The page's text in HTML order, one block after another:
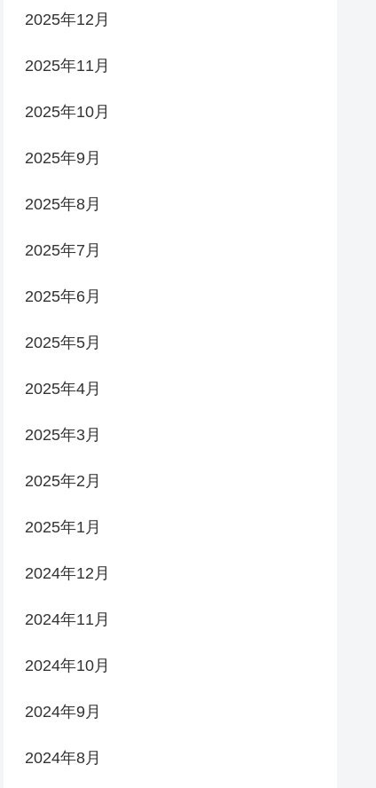
2025年12月
2025年11月
2025年10月
2025年9月
2025年8月
2025年7月
2025年6月
2025年5月
2025年4月
2025年3月
2025年2月
2025年1月
2024年12月
2024年11月
2024年10月
2024年9月
2024年8月